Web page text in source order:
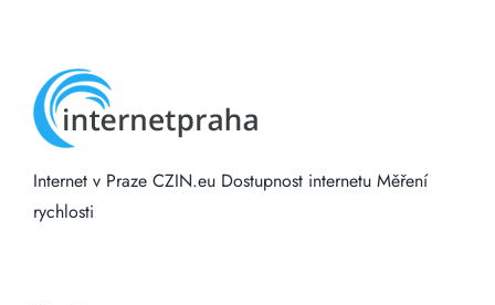
Internet v Praze CZIN.eu Dostupnost internetu Měření
rychlosti